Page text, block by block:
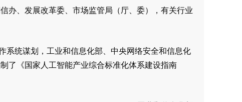
办、发展改革委、市场监管局（厅、委），有关行业
系统谋划，工业和信息化部、中央网络安全和信息化
了《国家人工智能产业综合标准化体系建设指南